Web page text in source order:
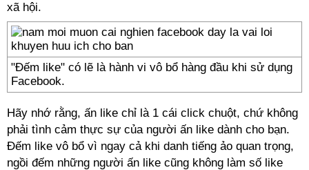
xã hội.
"Đếm like" có lẽ là hành vi vô bổ hàng đầu khi sử dụng
Facebook.
Hãy nhớ rằng, ấn like chỉ là 1 cái click chuột, chứ không
phải tình cảm thực sự của người ấn like dành cho bạn.
Đếm like vô bổ vì ngay cả khi danh tiếng ảo quan trọng,
ngồi đếm những người ấn like cũng không làm số like